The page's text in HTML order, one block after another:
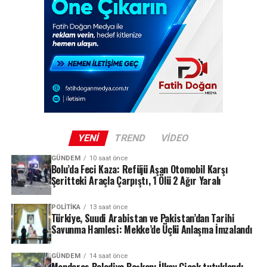
yana ilk kez yüzde 32 seviyesinin altına inerek dikkat
Peki bu oran ne anlama geliyor? Ev sahipleri kiraya ne
kadar zam yapabilecek? Kiracılar nasıl bir artışla karşı
karşıya? İşte Ağustos 2026 kira zam oranına ilişkin tüm
merak edilen detaylar…
REKLAM
YENI TREND VIDEO
GÜNDEM 10 saat önce
Bolu’da Feci Kaza: Refüjü Aşan Otomobil Karşı
Şeritteki Araçla Çarpıştı, 1 Ölü 2 Ağır Yaralı
POLITIKA 13 saat önce
Türkiye, Suudi Arabistan ve Pakistan’dan Tarihi
Savunma Hamlesi: Mekke’de Üçlü Anlaşma İmzalandı
GÜNDEM 14 saat önce